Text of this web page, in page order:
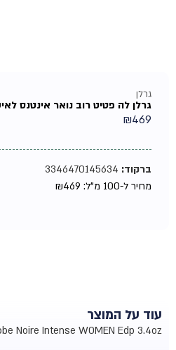
גרלן
גרלן לה פטיט רוב נואר אינטנס לאישה
₪469
ברקוד:3346470145634
מחיר ל-100 מ"ל:
₪469
עוד על המוצר
Noire Intense WOMEN Edp 3.4oz